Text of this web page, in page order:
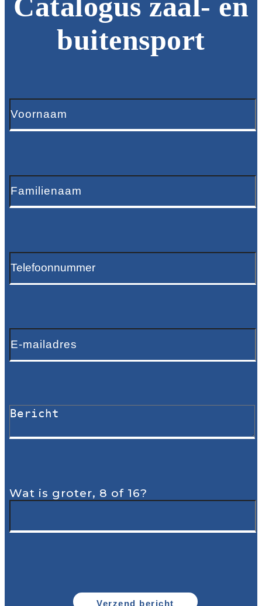
Catalogus zaal- en
buitensport
Wat is groter, 8 of 16?